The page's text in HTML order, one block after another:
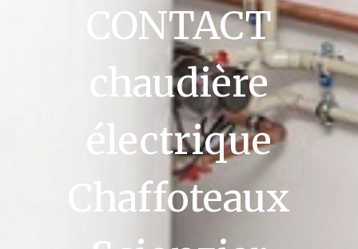
CONTACT
chaudière
électrique
Chaffoteaux